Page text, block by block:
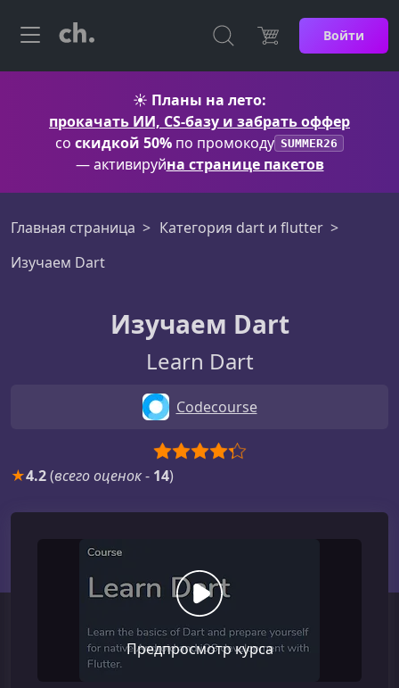
Войти
☀️ Планы на лето:
прокачать ИИ, CS-базу и забрать оффер
со скидкой 50% по промокоду SUMMER26
— активируйна странице пакетов
Главная страница
Категория dart и flutter
Изучаем Dart
Изучаем Dart
Learn Dart
Codecourse
★4.2(всего оценок- 14)
Предпросмотр курса